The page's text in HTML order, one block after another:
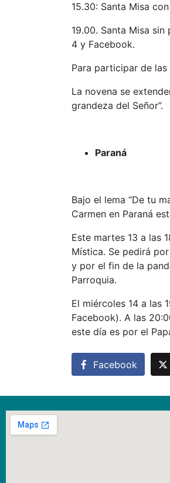
15.30: Santa Misa
19.00. Santa Misa
4 y Facebook.
Para participar de
La novena se
grandeza del Señor”.
Paraná
Bajo el lema “De tu
Carmen en Paraná
Este martes 13 a las
Mística. Se pedirá
y por el fin de la
Parroquia.
El miércoles 14 a las
Facebook). A las
este día es por el
Facebook